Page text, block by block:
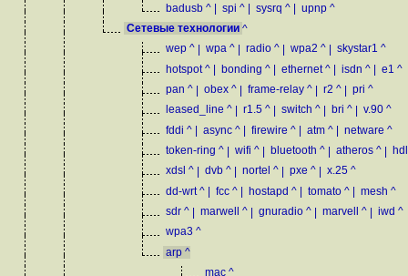
badusb ^ | spi ^ | sysrq ^ | upnp ^
Сетевые технологии ^
wep ^ | wpa ^ | radio ^ | wpa2 ^ | skystar1 ^
hotspot ^ | bonding ^ | ethernet ^ | isdn ^ | e1 ^
pan ^ | obex ^ | frame-relay ^ | r2 ^ | pri ^
leased_line ^ | r1.5 ^ | switch ^ | bri ^ | v.90 ^
fddi ^ | async ^ | firewire ^ | atm ^ | netware ^
token-ring ^ | wifi ^ | bluetooth ^ | atheros ^ |
xdsl ^ | dvb ^ | nortel ^ | pxe ^ | x.25 ^
dd-wrt ^ | fcc ^ | hostapd ^ | tomato ^ | mesh ^
sdr ^ | marwell ^ | gnuradio ^ | marvell ^ | iwd ^
wpa3 ^
arp ^
mac ^